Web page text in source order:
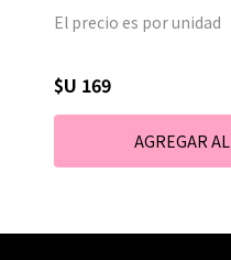
El precio es por unidad
$U 169